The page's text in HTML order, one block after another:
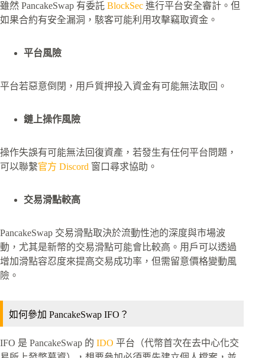
雖然 PancakeSwap 有委託 BlockSec 進行平台安全審計。但
如果合約有安全漏洞，駭客可能利用攻擊竊取資金。
平台風險
平台若惡意倒閉，用戶質押投入資金有可能無法取回。
鏈上操作風險
操作失誤有可能無法回復資產，若發生有任何平台問題，
可以聯繫官方 Discord 窗口尋求協助。
交易滑點較高
PancakeSwap 交易滑點取決於流動性池的深度與市場波
動，尤其是新幣的交易滑點可能會比較高。用戶可以透過
增加滑點容忍度來提高交易成功率，但需留意價格變動風
險。
如何參加 PancakeSwap IFO？
IFO 是 PancakeSwap 的 IDO 平台（代幣首次在去中心化交